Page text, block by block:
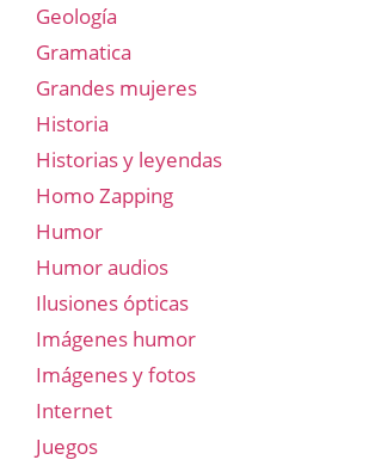
Geología
Gramatica
Grandes mujeres
Historia
Historias y leyendas
Homo Zapping
Humor
Humor audios
Ilusiones ópticas
Imágenes humor
Imágenes y fotos
Internet
Juegos